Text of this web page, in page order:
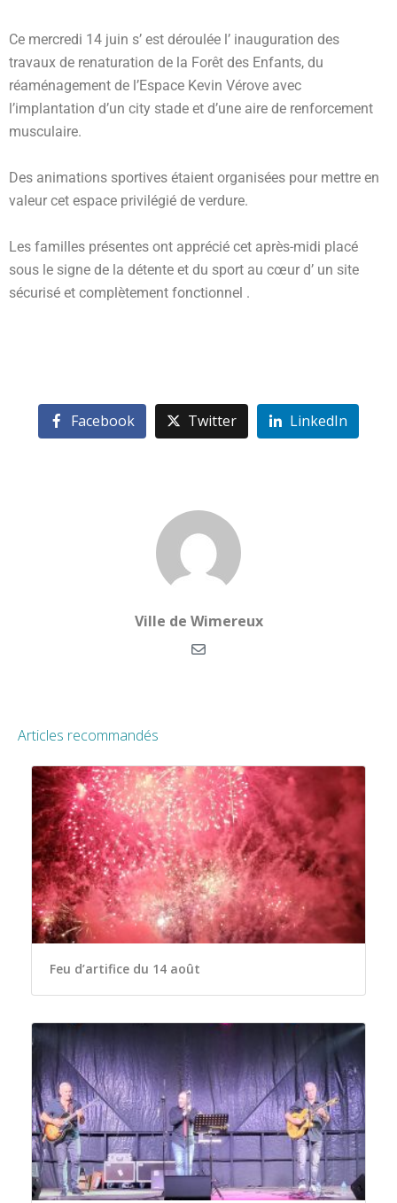
Ce mercredi 14 juin s’ est déroulée l’ inauguration des
travaux de renaturation de la Forêt des Enfants, du
réaménagement de l’Espace Kevin Vérove avec
l’implantation d’un city stade et d’une aire de renforcement
musculaire.
Des animations sportives étaient organisées pour mettre en
valeur cet espace privilégié de verdure.
Les familles présentes ont apprécié cet après-midi placé
sous le signe de la détente et du sport au cœur d’ un site
sécurisé et complètement fonctionnel .
Facebook Twitter LinkedIn
Ville de Wimereux
Articles recommandés
Feu d’artifice du 14 août